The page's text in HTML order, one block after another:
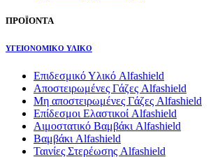
ΠΡΟΪΟΝΤΑ
ΥΓΕΙΟΝΟΜΙΚΟ ΥΛΙΚΟ
Επιδεσμικό Υλικό Alfashield
Αποστειρωμένες Γάζες Alfashield
Μη αποστειρωμένες Γάζες Alfashield
Επίδεσμοι Ελαστικοί Alfashield
Αιμοστατικό Βαμβάκι Alfashield
Βαμβάκι Alfashield
Ταινίες Στερέωσης Alfashield